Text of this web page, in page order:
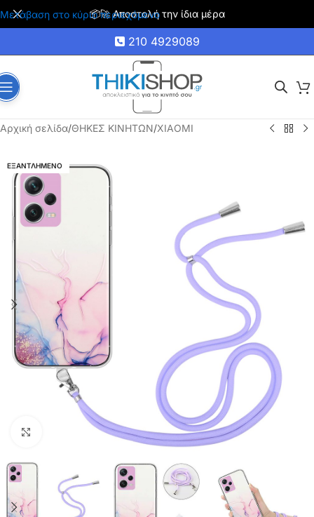
Μετάβαση στο κύριο περιεχόμενο
🚚 Δωρεάν μεταφορικά για αγορές άνω των 35€
210 4929089
Αρχική σελίδα/ΘΗΚΕΣ ΚΙΝΗΤΩΝ/XIAOMI
ΕΞΑΝΤΛΗΜΕΝΟ
Click to enlarge